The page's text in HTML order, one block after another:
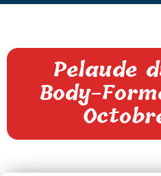
Pelaude
Body-